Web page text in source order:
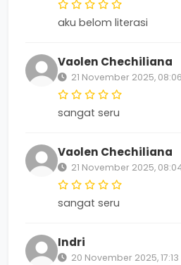
aku belom literasi
Vaolen Chechiliana
21 November 2025, 08:06
sangat seru
Vaolen Chechiliana
21 November 2025,
sangat seru
Indri
20 November 2025, 17:13